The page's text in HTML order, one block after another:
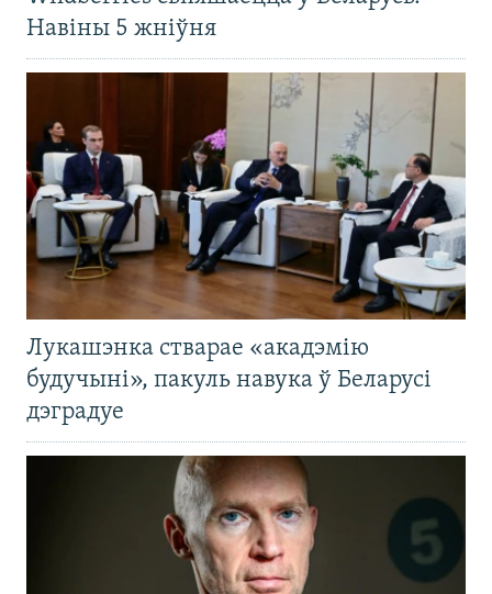
Навіны 5 жніўня
Лукашэнка стварае «акадэмію
будучыні», пакуль навука ў Беларусі
дэградуе